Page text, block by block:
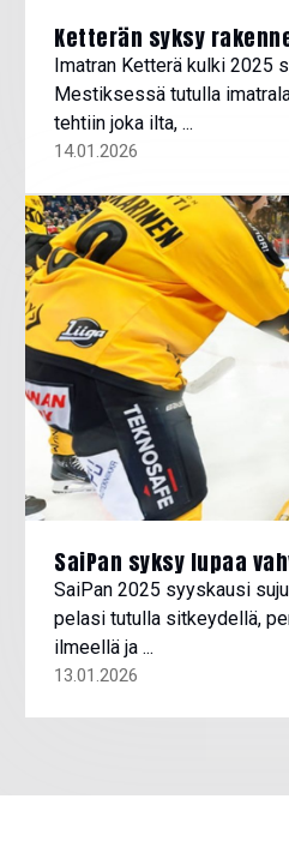
Ketterän syksy
Imatran Ketterä kulki 2025
Mestiksessä tutulla
tehtiin joka ilta, ...
14.01.2026
SaiPan syksy lupaa
SaiPan 2025 syyskausi
pelasi tutulla sitkeydellä,
ilmeellä ja ...
13.01.2026